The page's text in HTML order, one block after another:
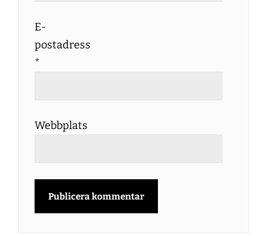
E-
postadress
*
Webbplats